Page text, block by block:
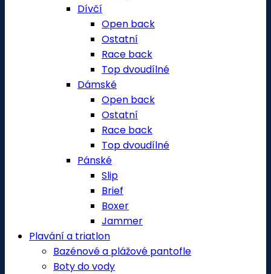
Dívčí
Open back
Ostatní
Race back
Top dvoudílné
Dámské
Open back
Ostatní
Race back
Top dvoudílné
Pánské
Slip
Brief
Boxer
Jammer
Plavání a triatlon
Bazénové a plážové pantofle
Boty do vody